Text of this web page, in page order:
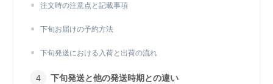
注文時の注意点と記載事項
下旬お届けの予約方法
下旬発送における入荷と出荷の流れ
下旬発送と他の発送時期との違い